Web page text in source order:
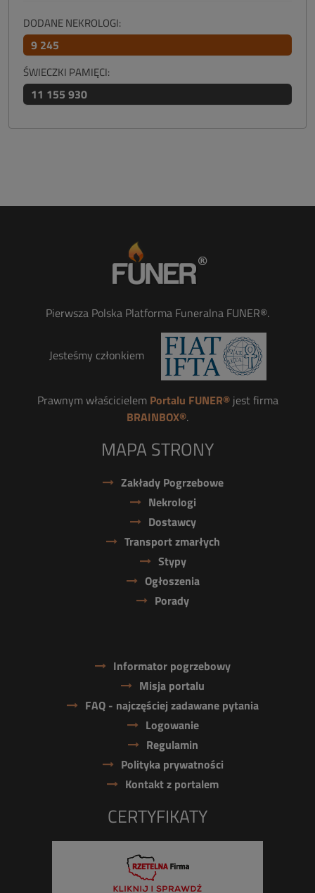
DODANE NEKROLOGI:
9 245
ŚWIECZKI PAMIĘCI:
11 155 930
Pierwsza Polska Platforma Funeralna FUNER®.
Jesteśmy członkiem
Prawnym właścicielem Portalu FUNER®jest firma
BRAINBOX®.
MAPA STRONY
Zakłady Pogrzebowe
Nekrologi
Dostawcy
Transport zmarłych
Stypy
Ogłoszenia
Porady
Informator pogrzebowy
Misja portalu
FAQ - najczęściej zadawane pytania
Logowanie
Regulamin
Polityka prywatności
Kontakt z portalem
CERTYFIKATY